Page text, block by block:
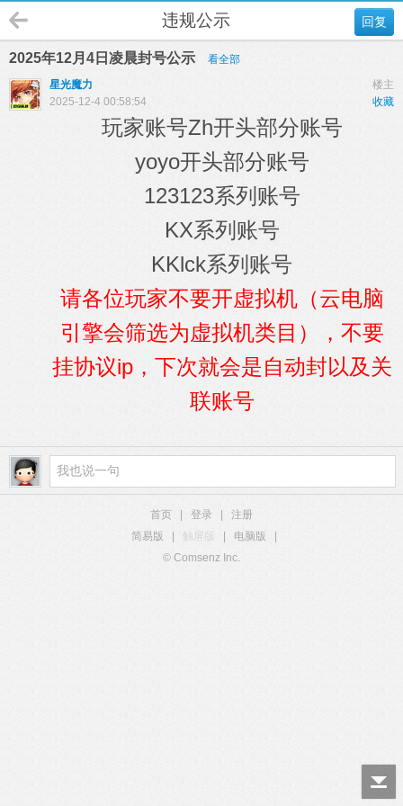
回复
违规公示
2025年12月4日凌晨封号公示
看全部
楼主
星光魔力
收藏
2025-12-4 00:58:54
玩家账号Zh开头部分账号
yoyo开头部分账号
123123系列账号
KX系列账号
KKlck系列账号
请各位玩家不要开虚拟机（云电脑
引擎会筛选为虚拟机类目），不要
挂协议ip，下次就会是自动封以及关
联账号
首页 登录
注册
简易版
触屏版 电脑版
© Comsenz Inc.